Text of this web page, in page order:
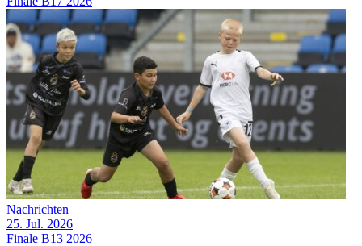
Nachrichten
25. Jul. 2026
Finale B13 2026